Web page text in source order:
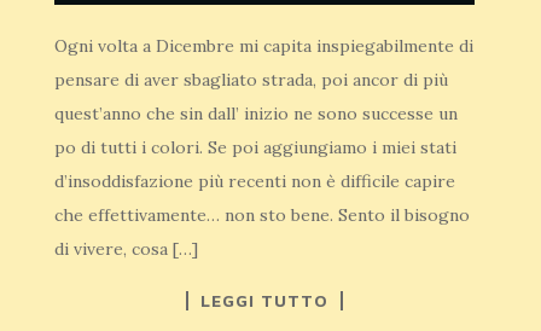
Ogni volta a Dicembre mi capita inspiegabilmente di
pensare di aver sbagliato strada, poi ancor di più
quest’anno che sin dall’ inizio ne sono successe un
po di tutti i colori. Se poi aggiungiamo i miei stati
d’insoddisfazione più recenti non è difficile capire
che effettivamente… non sto bene. Sento il bisogno
di vivere, cosa […]
LEGGI TUTTO